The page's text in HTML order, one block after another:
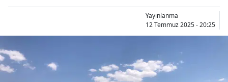
Bolu
Burdur
Çanakkale
Yayınlanma
12 Temmuz 2025 - 20:25